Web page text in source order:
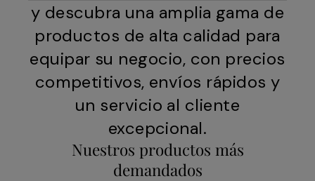
y descubra una amplia gama de
productos de alta calidad para
equipar su negocio, con precios
competitivos, envíos rápidos y
un servicio al cliente
excepcional.
Nuestros productos más
demandados